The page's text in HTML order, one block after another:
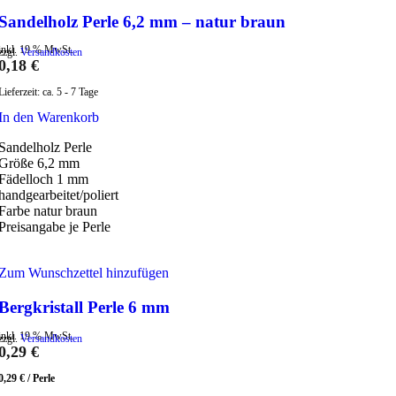
Perle 6,2 mm – natur braun
19 % MwSt.
Versandkosten
€
ca. 5 - 7 Tage
den Warenkorb
Perle
6,2 mm
1 mm
poliert
natur braun
je Perle
Wunschzettel hinzufügen
Perle 6 mm
19 % MwSt.
Versandkosten
€
€ /Perle